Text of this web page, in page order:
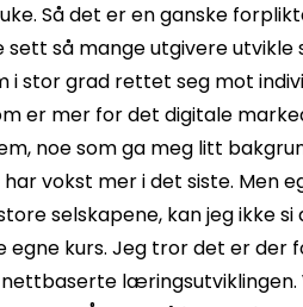
Så det er en ganske
sett så mange utgivere
i stor grad rettet seg mot
er mer for det digitale
noe som ga meg litt
vokst mer i det siste. Men
selskapene, kan jeg ikke
egne kurs. Jeg tror det er der
læringsutviklingen.